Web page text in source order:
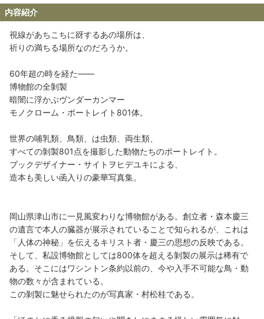
内容紹介
視線があちこちに谺するあの場所は、
祈りの満ちる場所なのだろうか。
60年超の時を経た――
博物館の全剝製
暗闇に浮かぶヴンダーカンマー
モノクローム・ポートレイト801体。
世界の哺乳類、鳥類、は虫類、両生類、
すべての剝製801点を撮影した動物たちのポートレイト。
ブックデザイナー・サイトヲヒデユキによる、
造本も美しい函入りの豪華写真集。
岡山県津山市に一見風変わりな博物館がある。創立者・森本慶三
の遺言で本人の臓器が展示されていることで知られるが、これは
「人体の神秘」を伝えるキリスト者・慶三の思想の反映である。
そして、私設博物館としては800体を超える剝製の展示は稀有で
ある。そこにはワシントン条約以前の、今や入手不可能な鳥・動
物の数々が含まれている。
この剝製に魅せられたのが写真家・村松桂である。